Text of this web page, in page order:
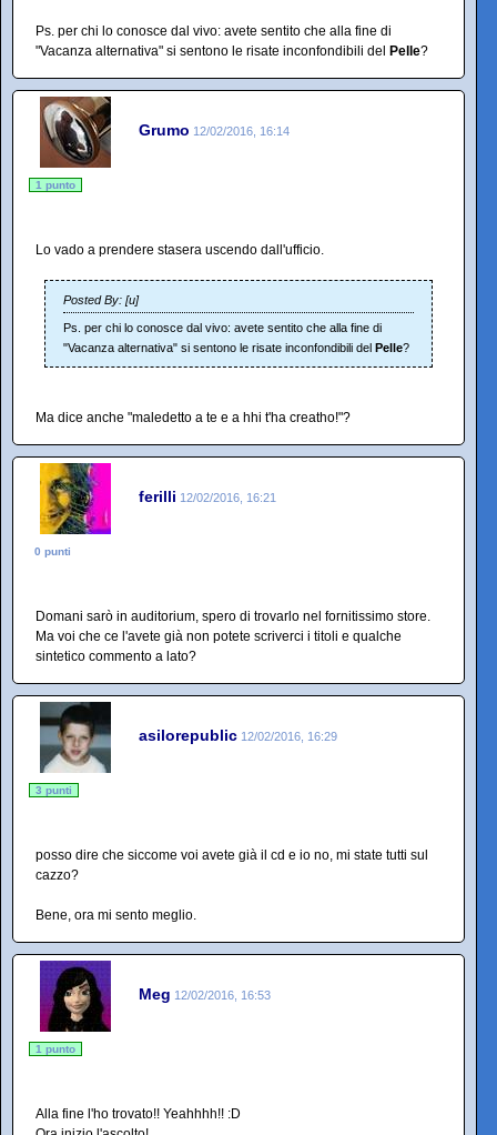
Ps. per chi lo conosce dal vivo: avete sentito che alla fine di
"Vacanza alternativa" si sentono le risate inconfondibili del
Pelle?
Grumo 12/02/2016, 16:14
1 punto
Lo vado a prendere stasera uscendo dall'ufficio.
Posted By: [u]
Ps. per chi lo conosce dal vivo: avete sentito che alla fine di
"Vacanza alternativa" si sentono le risate inconfondibili del Pelle?
Ma dice anche "maledetto a te e a hhi t'ha creatho!"?
ferilli 12/02/2016, 16:21
0 punti
Domani sarò in auditorium, spero di trovarlo nel fornitissimo store.
Ma voi che ce l'avete già non potete scriverci i titoli e qualche
sintetico commento a lato?
asilorepublic 12/02/2016, 16:29
3 punti
posso dire che siccome voi avete già il cd e io no, mi state tutti sul
cazzo?
Bene, ora mi sento meglio.
Meg 12/02/2016, 16:53
1 punto
Alla fine l'ho trovato!! Yeahhhh!! :D